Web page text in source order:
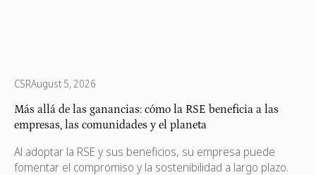
CSRAugust 5, 2026
Más allá de las ganancias: cómo la RSE beneficia a las
empresas, las comunidades y el planeta
Al adoptar la RSE y sus beneficios, su empresa puede
fomentar el compromiso y la sostenibilidad a largo plazo.